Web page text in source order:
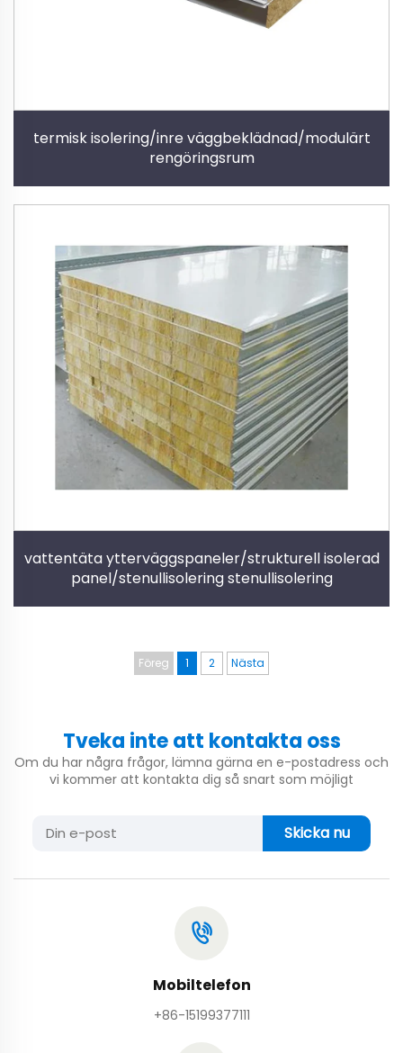
termisk isolering/inre väggbeklädnad/modulärt
rengöringsrum
vattentäta ytterväggspaneler/strukturell isolerad
panel/stenullisolering stenullisolering
Föreg 1 2 Nästa
Tveka inte att kontakta oss
Om du har några frågor, lämna gärna en e-postadress och
vi kommer att kontakta dig så snart som möjligt
Skicka nu
Mobiltelefon
+86-15199377111